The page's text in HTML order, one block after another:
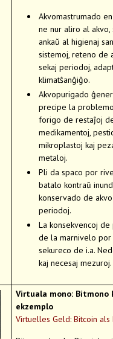
Akvomastrumado
ne nur aliro al akvo,
ankaŭ al higienaj
sistemoj, reteno de
sekaj periodoj,
klimatŝanĝiĝo.
Akvopurigado
precipe la
forigo de restaĵoj
medikamentoj,
mikroplastoj kaj
metaloj.
Pli da spaco por
batalo kontraŭ
konservado de
periodoj.
La konsekvencoj
de la marnivelo por
sekureco de i.a.
kaj necesaj mezuroj.
Virtuala mono: Bitmono
ekzemplo
Virtuelles Geld: Bitcoin als